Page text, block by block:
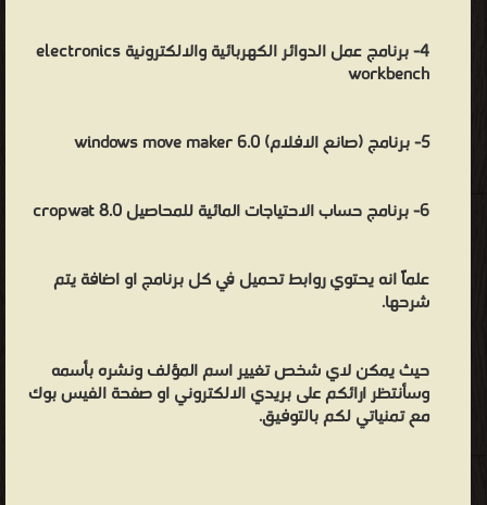
4- برنامج عمل الدوائر الكهربائية والالكترونية electronics
workbench
5- برنامج (صانع الافلام) windows move maker 6.0
6- برنامج حساب الاحتياجات المائية للمحاصيل cropwat 8.0
علماً انه يحتوي روابط تحميل في كل برنامج او اضافة يتم
شرحها.
حيث يمكن لاي شخص تغيير اسم المؤلف ونشره بأسمه
وسأنتظر ارائكم على بريدي الالكتروني او صفحة الفيس بوك
مع تمنياتي لكم بالتوفيق.